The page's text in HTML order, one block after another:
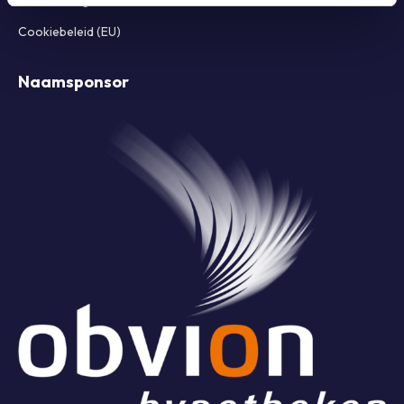
Cookiebeleid (EU)
Naamsponsor